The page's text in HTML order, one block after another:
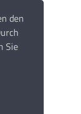
den
Sie